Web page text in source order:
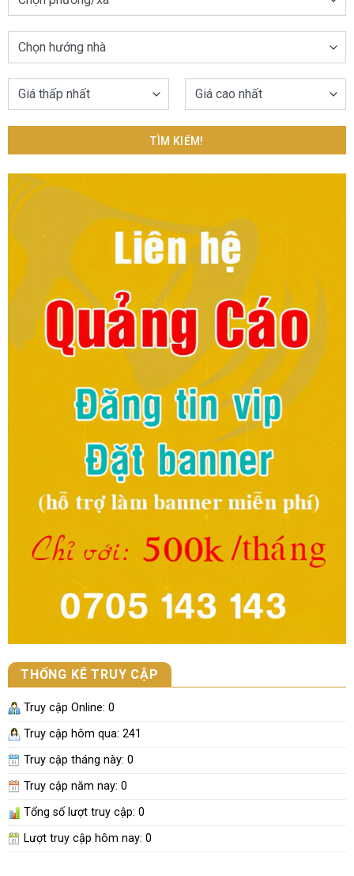
TÌM KIẾM!
THỐNG KÊ TRUY CẬP
Truy cập Online: 0
Truy cập hôm qua: 241
Truy cập tháng này: 0
Truy cập năm nay: 0
Tổng số lượt truy cập: 0
Lượt truy cập hôm nay: 0